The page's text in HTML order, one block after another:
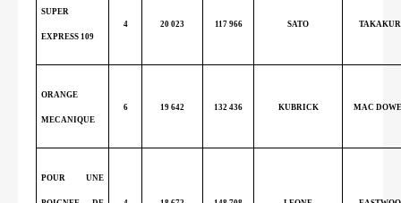
SUPER
EXPRESS 109
4 20 023 117 966 SATO
ORANGE
MECANIQUE
6 19 642 132 436 KUBRICK MAC
POUR UNE